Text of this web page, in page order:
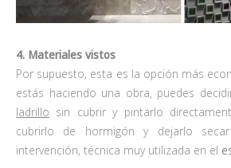
4. Materiales vistos
Por supuesto, esta es la opción más
estás haciendo una obra, puedes
ladrillo sin cubrir y pintarlo
cubrirlo de hormigón y dejarlo
intervención, técnica muy utilizada en el